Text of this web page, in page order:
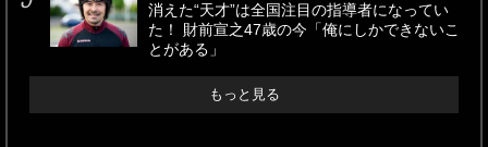
消えた“天才”は全国注目の指導者になってい
た！ 財前宣之47歳の今「俺にしかできないこ
とがある」
もっと見る